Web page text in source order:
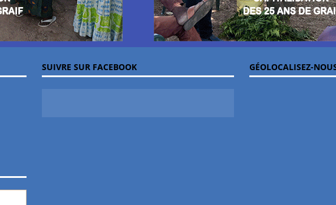
SUIVRE SUR FACEBOOK GÉOLOCALISEZ-